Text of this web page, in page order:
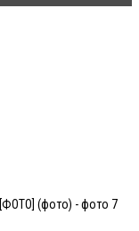
[ФОТО] (фото) - фото 7